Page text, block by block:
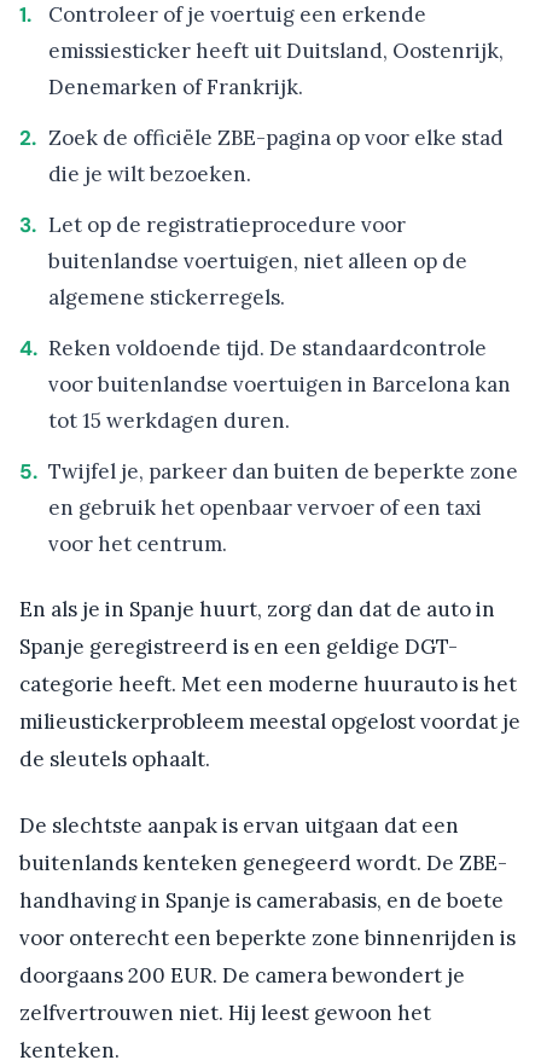
Controleer of je voertuig een erkende
emissiesticker heeft uit Duitsland, Oostenrijk,
Denemarken of Frankrijk.
Zoek de officiële ZBE-pagina op voor elke stad
die je wilt bezoeken.
Let op de registratieprocedure voor
buitenlandse voertuigen, niet alleen op de
algemene stickerregels.
Reken voldoende tijd. De standaardcontrole
voor buitenlandse voertuigen in Barcelona kan
tot 15 werkdagen duren.
Twijfel je, parkeer dan buiten de beperkte zone
en gebruik het openbaar vervoer of een taxi
voor het centrum.
En als je in Spanje huurt, zorg dan dat de auto in
Spanje geregistreerd is en een geldige DGT-
categorie heeft. Met een moderne huurauto is het
milieustickerprobleem meestal opgelost voordat je
de sleutels ophaalt.
De slechtste aanpak is ervan uitgaan dat een
buitenlands kenteken genegeerd wordt. De ZBE-
handhaving in Spanje is camerabasis, en de boete
voor onterecht een beperkte zone binnenrijden is
doorgaans 200 EUR. De camera bewondert je
zelfvertrouwen niet. Hij leest gewoon het
kenteken.